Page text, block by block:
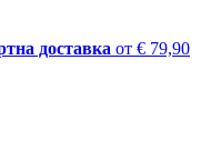
доставка от € 79,90